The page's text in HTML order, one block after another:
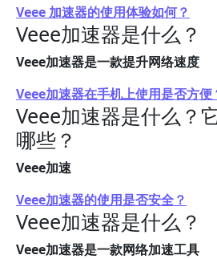
Veee 加速器的使用体验如何？
Veee加速器是什么？
Veee加速器是一款提升网络速度
Veee加速器在手机上使用是否方便
Veee加速器是什么？
哪些？
Veee加速
Veee加速器的使用是否安全？
Veee加速器是什么？
Veee加速器是一款网络加速工具